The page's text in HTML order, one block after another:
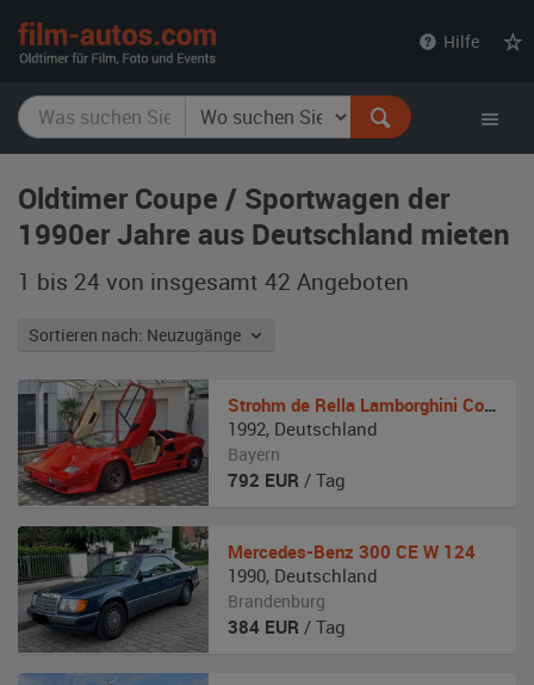
Hilfe
Oldtimer Coupe / Sportwagen der
1990er Jahre aus Deutschland mieten
1 bis 24 von insgesamt 42 Angeboten
Sortieren nach: Neuzugänge
Strohm de Rella Lamborghini Countach- kein Ferrari
1992, Deutschland
Bayern
792 EUR / Tag
Mercedes-Benz 300 CE W 124
1990, Deutschland
Brandenburg
384 EUR / Tag